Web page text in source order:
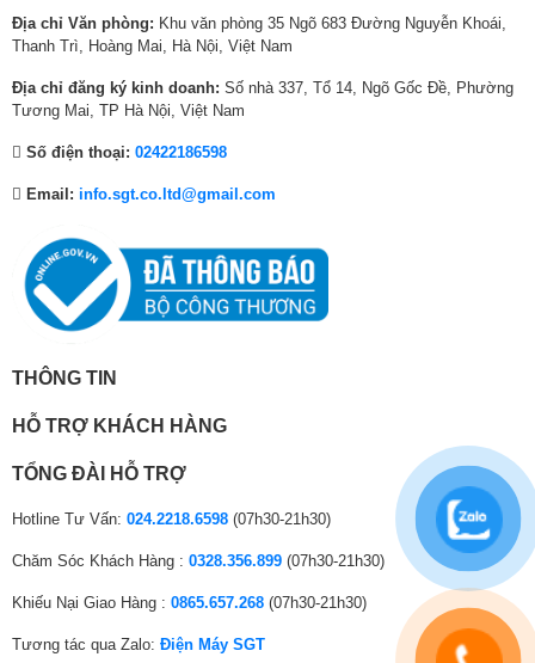
Cổng AV out: 1 cổng
Cổng VGA (RGB / D-
Sub):
Không
Cổng USB:
Chia sẻ thông minh: Google Cast, Multi View, Air Play
Hệ điều hành – Giao
diện:
Google TV
Bộ nhớ: 3GB + 32GB
Mạng xã hội:
Điều khiển bằng cử chỉ: Không
Tìm kiếm bằng giọng nói:
Google TV
Hỗ trợ tìm kiếm bằng giọng nói
Tiếng Việt
.,
0
0
0
.
0
0
0
₫
.,
0
Địa chỉ Văn phòng: Khu văn phòng 35 Ngõ 683 Đường Nguyễn Khoái,
Thanh Trì, Hoàng Mai, Hà Nội, Việt Nam
Địa chỉ đăng ký kinh doanh: Số nhà 337, Tổ 14, Ngõ Gốc Đề, Phường
Tương Mai, TP Hà Nội, Việt Nam
Số điện thoại: 02422186598
Email: info.sgt.co.ltd@gmail.com
THÔNG TIN
HỖ TRỢ KHÁCH HÀNG
TỔNG ĐÀI HỖ TRỢ
Hotline Tư Vấn: 024.2218.6598 (07h30-21h30)
Chăm Sóc Khách Hàng : 0328.356.899 (07h30-21h30)
Khiếu Nại Giao Hàng : 0865.657.268 (07h30-21h30)
Tương tác qua Zalo: Điện Máy SGT